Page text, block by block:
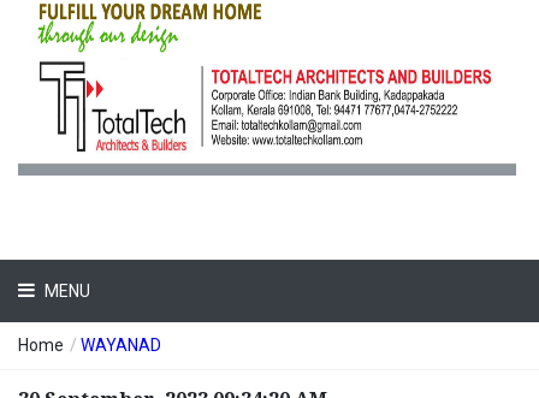
MENU
Home / WAYANAD